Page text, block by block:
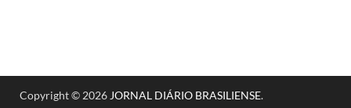
Copyright © 2026 JORNAL DIÁRIO BRASILIENSE.